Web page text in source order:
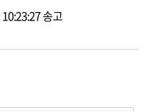
송고